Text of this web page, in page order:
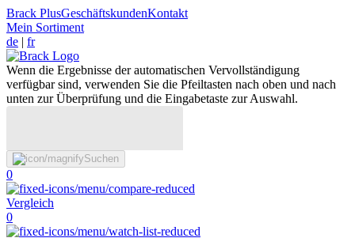
Brack PlusGeschäftskundenKontakt
Mein Sortiment
de | fr
Wenn die Ergebnisse der automatischen Vervollständigung
verfügbar sind, verwenden Sie die Pfeiltasten nach oben und nach
unten zur Überprüfung und die Eingabetaste zur Auswahl.
Suchen
0
Vergleich
0